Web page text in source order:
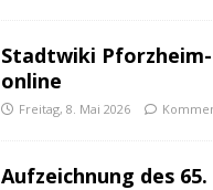
Stadtwiki
online
Freitag, 8. Mai 2026
Aufzeichnung des 65.